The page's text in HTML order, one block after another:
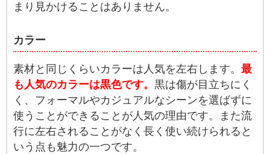
まり見かけることはありません。
カラー
素材と同じくらいカラーは人気を左右します。 最
も人気のカラーは黒色です。 黒は傷が目立ちにく
く、フォーマルやカジュアルなシーンを選ばずに
使うことができることが人気の理由です。また流
行に左右されることがなく長く使い続けられると
いう点も魅力の一つです。